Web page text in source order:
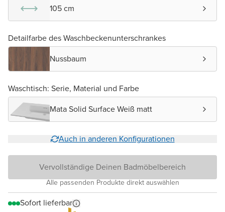
105 cm
Detailfarbe des Waschbeckenunterschrankes
Nussbaum
Waschtisch: Serie, Material und Farbe
Mata Solid Surface Weiß matt
Auch in anderen Konfigurationen
Vervollständige Deinen Badmöbelbereich
Alle passenden Produkte direkt auswählen
Sofort lieferbar